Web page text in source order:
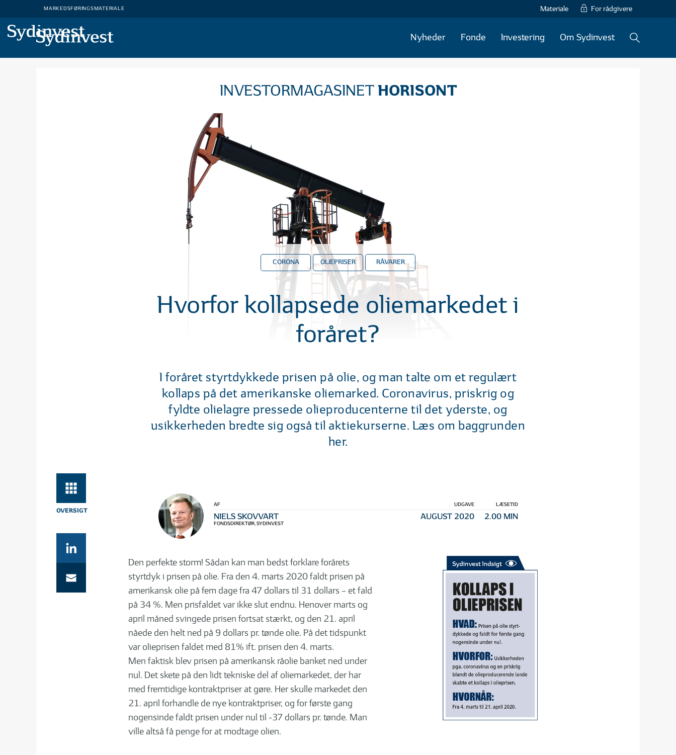
MARKEDSFØRINGSMATERIALE Materiale For rådgivere
MARKEDSFØRINGSMATERIALE
Nyheder Fonde Investering Om Sydinvest
INVESTORMAGASINETHORISONT
CORONA OLIEPRISER RÅVARER
Hvorfor kollapsede oliemarkedet i
foråret?
I foråret styrtdykkede prisen på olie, og man talte om et regulært
kollaps på det amerikanske oliemarked. Coronavirus, priskrig og
fyldte olielagre pressede olieproducenterne til det yderste, og
usikkerheden bredte sig også til aktiekurserne. Læs om baggrunden
her.
AF
NIELS SKOVVART
FONDSDIREKTØR, SYDINVEST
UDGAVE
AUGUST 2020
LÆSETID
2.00 MIN
Den perfekte storm! Sådan kan man bedst forklare forårets
styrtdyk i prisen på olie. Fra den 4. marts 2020 faldt prisen på
amerikansk olie på fem dage fra 47 dollars til 31 dollars – et fald
på 34 %. Men prisfaldet var ikke slut endnu. Henover marts og
april måned svingede prisen fortsat stærkt, og den 21. april
nåede den helt ned på 9 dollars pr. tønde olie. På det tidspunkt
var olieprisen faldet med 81% ift. prisen den 4. marts.
Men faktisk blev prisen på amerikansk råolie banket ned under
nul. Det skete på den lidt tekniske del af oliemarkedet, der har
med fremtidige kontraktpriser at gøre. Her skulle markedet den
21. april forhandle de nye kontraktpriser, og for første gang
nogensinde faldt prisen under nul til -37 dollars pr. tønde. Man
ville altså få penge for at modtage olien.